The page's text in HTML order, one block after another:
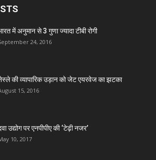
Ltd
में अनुमान से 3 गुणा ज्यादा टीबी रोगी
24, 2016
की व्यापारिक उड़ान को जेट एयरवेज का झटका
15, 2016
उद्योग पर एनपीपीए की ‘टेढ़ी नजर’
10, 2017